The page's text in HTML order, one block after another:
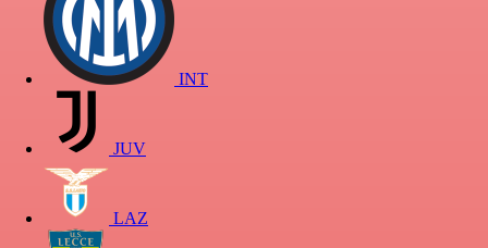
INT
JUV
LAZ